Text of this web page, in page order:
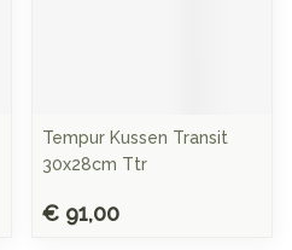
Tempur Kussen Transit
30x28cm Ttr
€ 91,00